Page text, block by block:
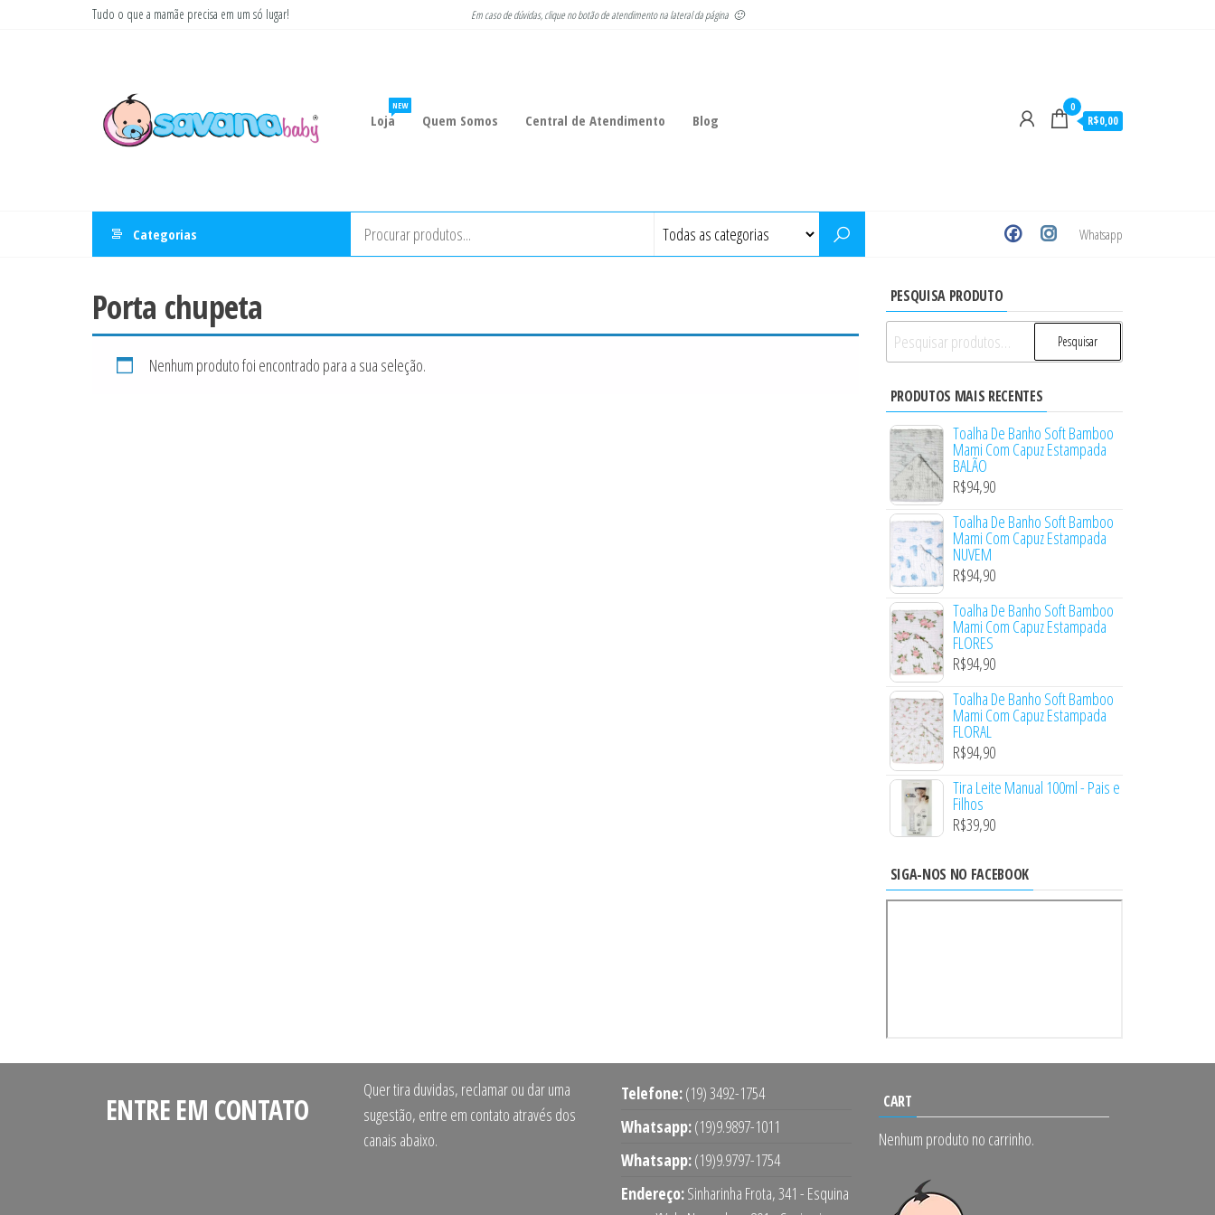
Tudo o que a mamãe precisa em um só lugar! Em caso de dúvidas, clique no botão de atendimento na lateral da página 🙂
Loja
NEW
Quem Somos Central de Atendimento Blog
0
R$0,00
Categorias Whatsapp
Porta chupeta
Nenhum produto foi encontrado para a sua seleção.
PESQUISA PRODUTO
Pesquisar
por:
Pesquisar
PRODUTOS MAIS RECENTES
Toalha De Banho Soft Bamboo
Mami Com Capuz Estampada
BALÃO
R$94,90
Toalha De Banho Soft Bamboo
Mami Com Capuz Estampada
NUVEM
R$94,90
Toalha De Banho Soft Bamboo
Mami Com Capuz Estampada
FLORES
R$94,90
Toalha De Banho Soft Bamboo
Mami Com Capuz Estampada
FLORAL
R$94,90
Tira Leite Manual 100ml - Pais e
Filhos
R$39,90
SIGA-NOS NO FACEBOOK
ENTRE EM CONTATO
Quer tira duvidas, reclamar ou dar uma
sugestão, entre em contato através dos
canais abaixo.
Telefone:(19) 3492-1754
Whatsapp:(19)9.9897-1011
Whatsapp:(19)9.9797-1754
Endereço:Sinharinha Frota, 341 - Esquina
CART
Nenhum produto no carrinho.